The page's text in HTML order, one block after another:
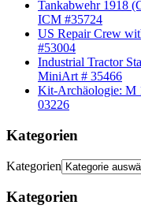
Tankabwehr 1918
ICM #35724
US Repair Crew
#53004
Industrial Tractor
MiniArt # 35466
Kit-Archäologie: M
03226
Kategorien
Kategorien
Kategorien